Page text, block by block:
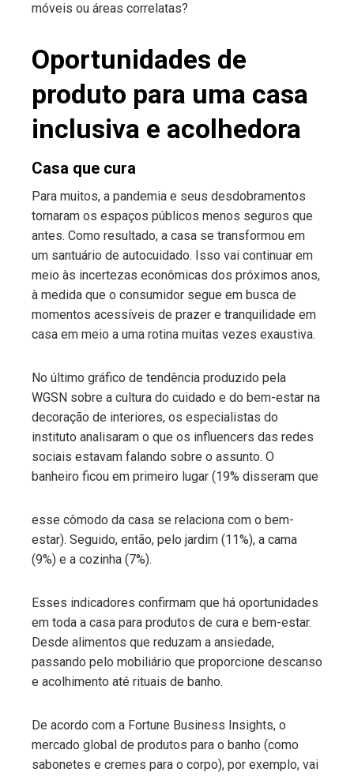
móveis ou áreas correlatas?
Oportunidades de
produto para uma casa
inclusiva e acolhedora
Casa que cura
Para muitos, a pandemia e seus desdobramentos
tornaram os espaços públicos menos seguros que
antes. Como resultado, a casa se transformou em
um santuário de autocuidado. Isso vai continuar em
meio às incertezas econômicas dos próximos anos,
à medida que o consumidor segue em busca de
momentos acessíveis de prazer e tranquilidade em
casa em meio a uma rotina muitas vezes exaustiva.
No último gráfico de tendência produzido pela
WGSN sobre a cultura do cuidado e do bem-estar na
decoração de interiores, os especialistas do
instituto analisaram o que os influencers das redes
sociais estavam falando sobre o assunto. O
banheiro ficou em primeiro lugar (19% disseram que
esse cômodo da casa se relaciona com o bem-
estar). Seguido, então, pelo jardim (11%), a cama
(9%) e a cozinha (7%).
Esses indicadores confirmam que há oportunidades
em toda a casa para produtos de cura e bem-estar.
Desde alimentos que reduzam a ansiedade,
passando pelo mobiliário que proporcione descanso
e acolhimento até rituais de banho.
De acordo com a Fortune Business Insights, o
mercado global de produtos para o banho (como
sabonetes e cremes para o corpo), por exemplo, vai